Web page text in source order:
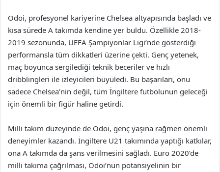
Odoi, profesyonel kariyerine Chelsea altyapısında başladı ve
kısa sürede A takımda kendine yer buldu. Özellikle 2018-
2019 sezonunda, UEFA Şampiyonlar Ligi’nde gösterdiği
performansla tüm dikkatleri üzerine çekti. Genç yetenek,
maç boyunca sergilediği teknik beceriler ve hızlı
dribblingleri ile izleyicileri büyüledi. Bu başarıları, onu
sadece Chelsea’nin değil, tüm İngiltere futbolunun geleceği
için önemli bir figür haline getirdi.
Milli takım düzeyinde de Odoi, genç yaşına rağmen önemli
deneyimler kazandı. İngiltere U21 takımında yaptığı katkılar,
ona A takımda da şans verilmesini sağladı. Euro 2020’de
milli takıma çağrılması, Odoi’nun potansiyelinin bir